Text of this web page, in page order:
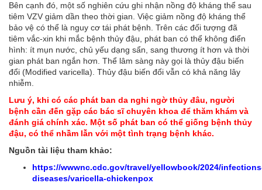
Bên cạnh đó, một số nghiên cứu ghi nhận nồng độ kháng thể sau
tiêm VZV giảm dần theo thời gian. Việc giảm nồng độ kháng thể
bảo vệ có thể là nguy cơ tái phát bệnh. Trên các đối tượng đã
tiêm vắc-xin khi mắc bệnh thủy đậu, phát ban có thể không điển
hình: ít mụn nước, chủ yếu dạng sẩn, sang thương ít hơn và thời
gian phát ban ngắn hơn. Thể lâm sàng này gọi là thủy đậu biến
đổi (Modified varicella). Thủy đậu biến đổi vẫn có khả năng lây
nhiễm.
Lưu ý, khi có các phát ban da nghi ngờ thủy đâu, người
bệnh cần đến gặp các bác sĩ chuyên khoa để thăm khám và
đánh giá chính xác. Một số phát ban có thể giống bệnh thủy
đậu, có thể nhầm lẫn với một tình trạng bệnh khác.
Nguồn tài liệu tham khảo:
https://wwwnc.cdc.gov/travel/yellowbook/2024/
diseases/varicella-chickenpox